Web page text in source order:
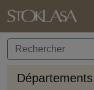
Départements